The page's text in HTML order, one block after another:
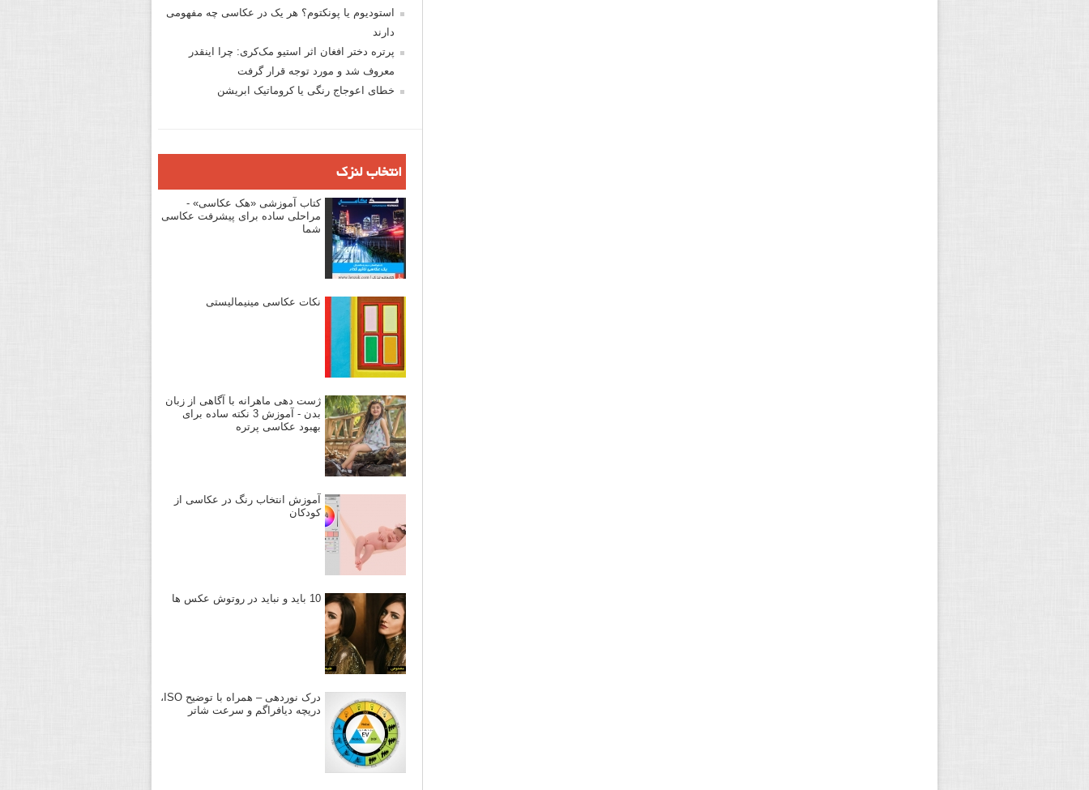
استودیوم یا پونکتوم؟ هر یک در عکاسی چه مفهومی
دارند
پرتره دختر افغان اثر استیو مک‌کری: چرا اینقدر
معروف شد و مورد توجه قرار گرفت
خطای اعوجاج رنگی یا کروماتیک ابریشن
انتخاب لنزک
کتاب آموزشی «هک عکاسی» -
مراحلی ساده برای پیشرفت عکاسی
شما
نکات عکاسی مینیمالیستی
ژست دهی ماهرانه با آگاهی از زبان
بدن - آموزش 3 نکته ساده برای
بهبود عکاسی پرتره
آموزش انتخاب رنگ در عکاسی از
کودکان
10 باید و نباید در روتوش عکس ها
درک نوردهی – همراه با توضیح ISO،
دریچه دیافراگم و سرعت شاتر